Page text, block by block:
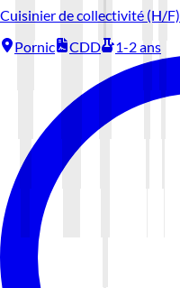
Cuisinier de collectivité (H/F)
Pornic
CDD 1-2 ans